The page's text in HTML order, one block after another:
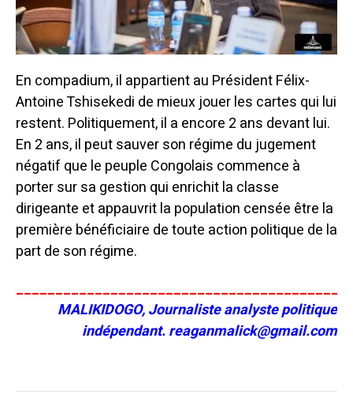
En compadium, il appartient au Président Félix-
Antoine Tshisekedi de mieux jouer les cartes qui lui
restent. Politiquement, il a encore 2 ans devant lui.
En 2 ans, il peut sauver son régime du jugement
négatif que le peuple Congolais commence à
porter sur sa gestion qui enrichit la classe
dirigeante et appauvrit la population censée être la
première bénéficiaire de toute action politique de la
part de son régime.
MALIKIDOGO, Journaliste analyste politique
indépendant. reaganmalick@gmail.com